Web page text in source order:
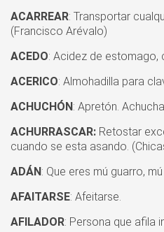
ACARREAR: Transportar
(Francisco Arévalo)
ACEDO: Acidez de estomago,
ACERICO: Almohadilla para
ACHUCHÓN: Apretón.
ACHURRASCAR: Retostar
cuando se esta asando.
ADÁN: Que eres mú guarro,
AFAITARSE: Afeitarse.
AFILADOR: Persona que afila